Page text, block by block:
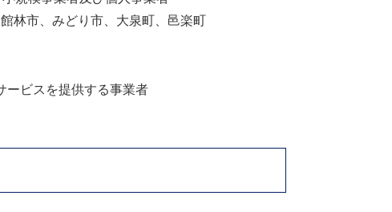
林市、みどり市、大泉町、邑楽町
ービスを提供する事業者